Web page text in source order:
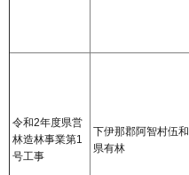
令和2年度県営
林造林事業第1
号工事
下伊那郡阿智村伍和
県有林